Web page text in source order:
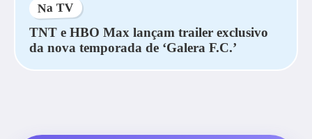
Na TV
TNT e HBO Max lançam trailer exclusivo
da nova temporada de ‘Galera F.C.’